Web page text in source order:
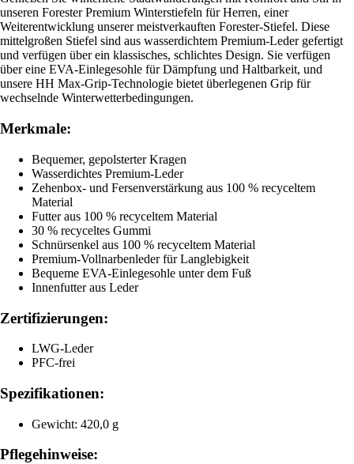
unseren Forester Premium Winterstiefeln für Herren, einer
Weiterentwicklung unserer meistverkauften Forester-Stiefel. Diese
mittelgroßen Stiefel sind aus wasserdichtem Premium-Leder gefertigt
und verfügen über ein klassisches, schlichtes Design. Sie verfügen
über eine EVA-Einlegesohle für Dämpfung und Haltbarkeit, und
unsere HH Max-Grip-Technologie bietet überlegenen Grip für
wechselnde Winterwetterbedingungen.
Merkmale:
Bequemer, gepolsterter Kragen
Wasserdichtes Premium-Leder
Zehenbox- und Fersenverstärkung aus 100 % recyceltem
Material
Futter aus 100 % recyceltem Material
30 % recyceltes Gummi
Schnürsenkel aus 100 % recyceltem Material
Premium-Vollnarbenleder für Langlebigkeit
Bequeme EVA-Einlegesohle unter dem Fuß
Innenfutter aus Leder
Zertifizierungen:
LWG-Leder
PFC-frei
Spezifikationen:
Gewicht: 420,0 g
Pflegehinweise: